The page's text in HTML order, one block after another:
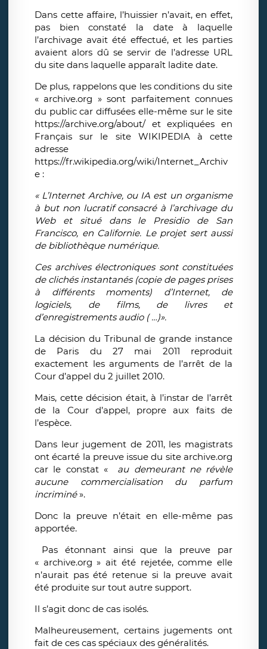
Dans cette affaire, l’huissier n’avait, en effet,
pas bien constaté la date à laquelle
l’archivage avait été effectué, et les parties
avaient alors dû se servir de l’adresse URL
du site dans laquelle apparaît ladite date.
De plus, rappelons que les conditions du site
« archive.org » sont parfaitement connues
du public car diffusées elle-même sur le site
https://archive.org/about/ et expliquées en
Français sur le site WIKIPEDIA à cette
adresse
https://fr.wikipedia.org/wiki/Internet_Archiv
e :
« L’Internet Archive, ou IA est un organisme
à but non lucratif consacré à l’archivage du
Web et situé dans le Presidio de San
Francisco, en Californie. Le projet sert aussi
de bibliothèque numérique.
Ces archives électroniques sont constituées
de clichés instantanés (copie de pages prises
à différents moments) d’Internet, de
logiciels, de films, de livres et
d’enregistrements audio ( …)».
La décision du Tribunal de grande instance
de Paris du 27 mai 2011 reproduit
exactement les arguments de l’arrêt de la
Cour d’appel du 2 juillet 2010.
Mais, cette décision était, à l’instar de l’arrêt
de la Cour d’appel, propre aux faits de
l’espèce.
Dans leur jugement de 2011, les magistrats
ont écarté la preuve issue du site archive.org
car le constat « au demeurant ne révèle
aucune commercialisation du parfum
incriminé».
Donc la preuve n’était en elle-même pas
apportée.
Pas étonnant ainsi que la preuve par
« archive.org » ait été rejetée, comme elle
n’aurait pas été retenue si la preuve avait
été produite sur tout autre support.
Il s’agit donc de cas isolés.
Malheureusement, certains jugements ont
fait de ces cas spéciaux des généralités.